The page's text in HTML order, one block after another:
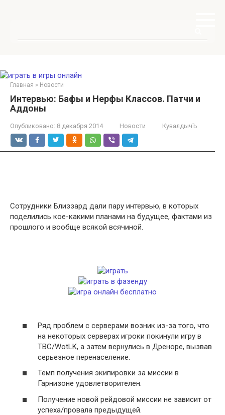
Главная » Новости
Интервью: Бафы и Нерфы Классов. Патчи и
Аддоны
Опубликовано: 8 декабря 2014 Новости КувалдычЪ
Сотрудники Близзард дали пару интервью, в которых
поделились кое-какими планами на будущее, фактами из
прошлого и вообще всякой всячиной.
Ряд проблем с серверами возник из-за того, что
на некоторых серверах игроки покинули игру в
TBC/WotLK, а затем вернулись в Дреноре, вызвав
серьезное перенаселение.
Темп получения экипировки за миссии в
Гарнизоне удовлетворителен.
Получение новой рейдовой миссии не зависит от
успеха/провала предыдущей.